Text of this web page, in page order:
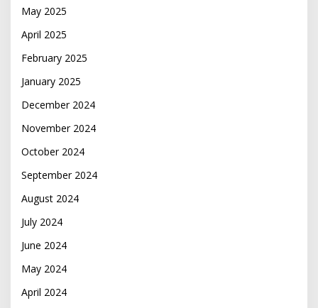
May 2025
April 2025
February 2025
January 2025
December 2024
November 2024
October 2024
September 2024
August 2024
July 2024
June 2024
May 2024
April 2024